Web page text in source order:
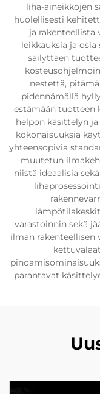
liha-aineikkojen
huolellisesti
ja rakenteellista
leikkauksia ja
säilyttäen
nestettä,
pidennämällä
estämään tuotteen
helpon käsittelyn
kokonaisuuksia
yhteensopivia
muutetun
niistä ideaalisia
varastoinnin sekä
ilman rakenteellisen
parantavat